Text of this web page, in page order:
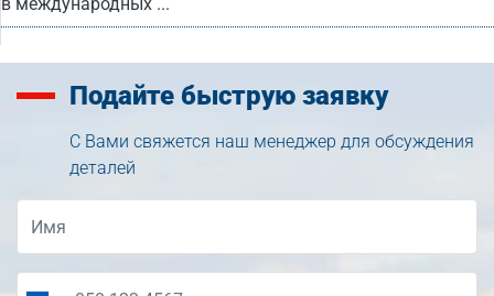
Подайте быструю заявку
С Вами свяжется наш менеджер для обсуждения
деталей